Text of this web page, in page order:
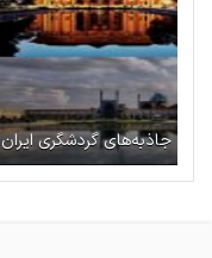
جاذبه‌های گردشگری ایران